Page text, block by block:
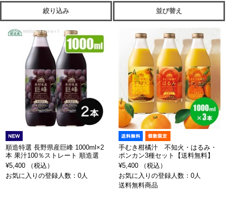
絞り込み 並び替え
順造特選 長野県産巨峰 1000ml×2
本 果汁100％ストレート 順造選
¥5,400 （税込）
お気に入りの登録人数：0人
手むき柑橘汁 不知火・はるみ・
ポンカン3種セット【送料無料】
¥5,400 （税込）
お気に入りの登録人数：0人
送料無料商品